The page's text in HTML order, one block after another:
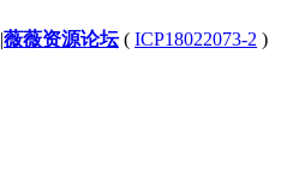
|薇薇资源论坛( ICP18022073-2 )